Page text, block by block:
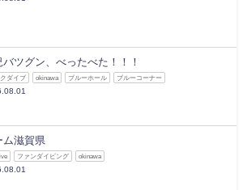
バツグン、べったべた！！！
ダイブ okinawa ブルーホール ブルーコーナー
ム滋賀県
ファンダイビング okinawa